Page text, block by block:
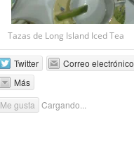
Tazas de Long Island Iced Tea
Twitter Correo electrónico
Más
Me gusta Cargando...